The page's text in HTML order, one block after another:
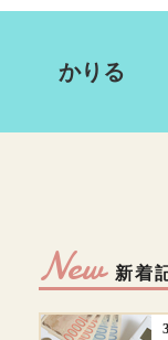
かりる
New 新着